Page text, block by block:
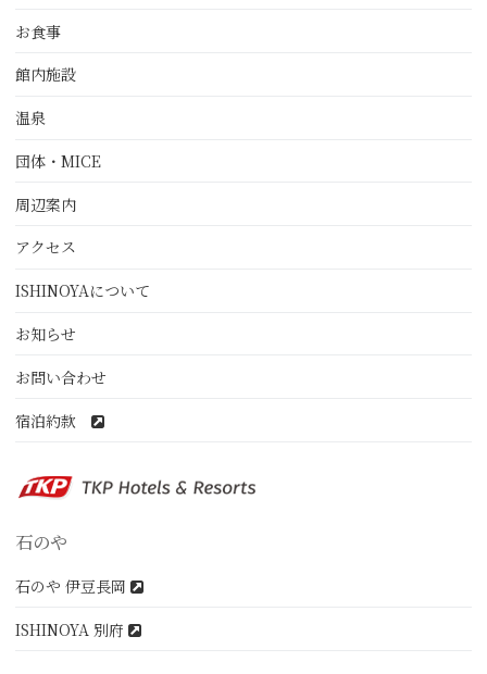
お食事
館内施設
温泉
団体・MICE
周辺案内
アクセス
ISHINOYAについて
お知らせ
お問い合わせ
宿泊約款
石のや
石のや 伊豆長岡
ISHINOYA 別府